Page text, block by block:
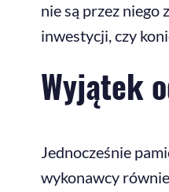
nie są przez niego
inwestycji, czy
Wyjątek
Jednocześnie
wykonawcy